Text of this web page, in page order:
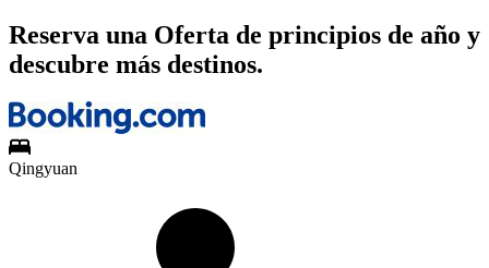
Reserva una Oferta de principios de año y
descubre más destinos.
Qingyuan